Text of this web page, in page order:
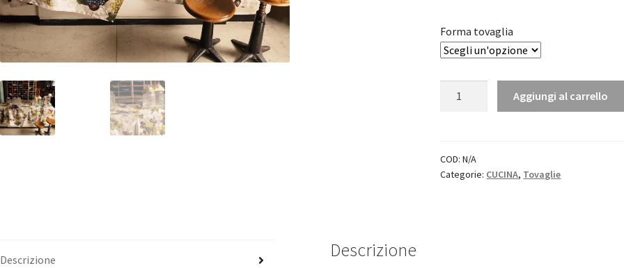
Forma tovaglia
"Tessitura
Toscana
Aggiungi al carrello
COD:N/A
Categorie: CUCINA, Tovaglie
Descrizione Descrizione